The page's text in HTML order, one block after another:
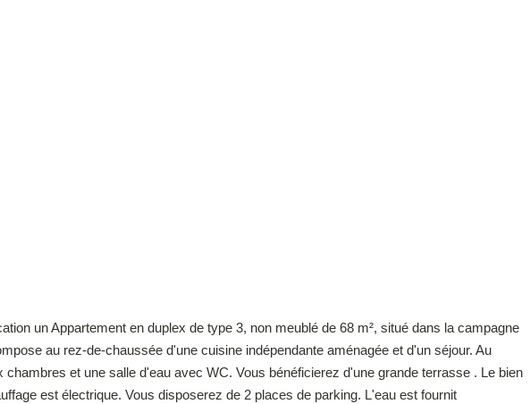
un Appartement en duplex de type 3, non meublé de 68 m², situé dans la campagne
au rez-de-chaussée d'une cuisine indépendante aménagée et d'un séjour. Au
et une salle d'eau avec WC. Vous bénéficierez d'une grande terrasse . Le bien
est électrique. Vous disposerez de 2 places de parking. L'eau est fournit